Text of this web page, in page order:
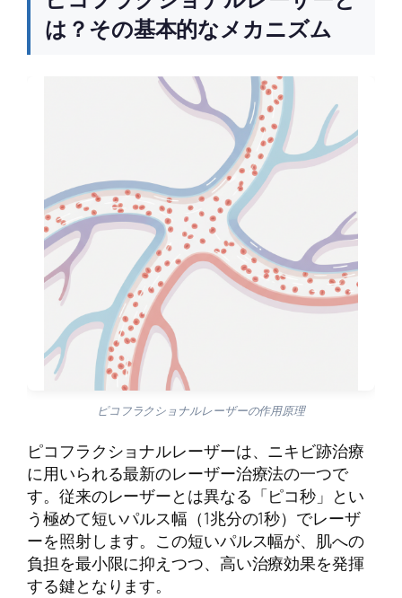
は？その基本的なメカニズム
ピコフラクショナルレーザーの作用原理
ピコフラクショナルレーザーは、ニキビ跡治療
に用いられる最新のレーザー治療法の一つで
す。従来のレーザーとは異なる「ピコ秒」とい
う極めて短いパルス幅（1兆分の1秒）でレーザ
ーを照射します。この短いパルス幅が、肌への
負担を最小限に抑えつつ、高い治療効果を発揮
する鍵となります。